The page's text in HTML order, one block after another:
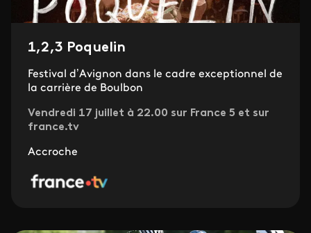
1,2,3 Poquelin
Festival d’Avignon dans le cadre exceptionnel de
la carrière de Boulbon
Vendredi 17 juillet à 22.00 sur France 5 et sur
france.tv
Accroche